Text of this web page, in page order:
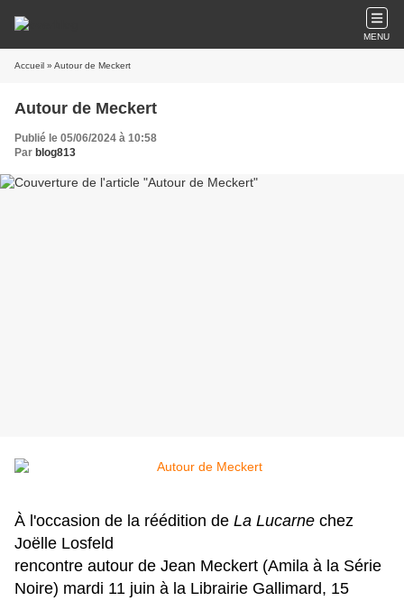
MENU
Accueil » Autour de Meckert
Autour de Meckert
Publié le 05/06/2024 à 10:58
Par blog813
À l'occasion de la réédition de La Lucarne chez
Joëlle Losfeld
rencontre autour de Jean Meckert (Amila à la Série
Noire) mardi 11 juin à la Librairie Gallimard, 15